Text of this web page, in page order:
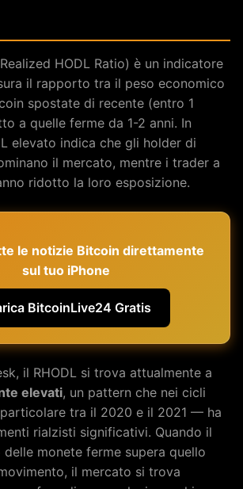
HODL Ratio) è un indicatore
il rapporto tra il peso economico
spostate di recente (entro 1
a quelle ferme da 1-2 anni. In
elevato indica che gli holder di
il mercato, mentre i trader a
ridotto la loro esposizione.
le notizie Bitcoin direttamente
sul tuo iPhone
BitcoinLive24 Gratis
il RHODL si trova attualmente a
elevati, un pattern che nei cicli
tra il 2020 e il 2021 — ha
rialzisti significativi. Quando il
monete ferme supera quello
il mercato si trova